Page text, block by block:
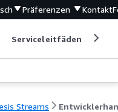
Präferenzen Kontakt
Serviceleitfäden
Streams